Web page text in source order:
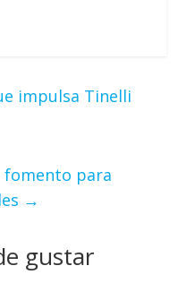
impulsa Tinelli
fomento para
→
gustar